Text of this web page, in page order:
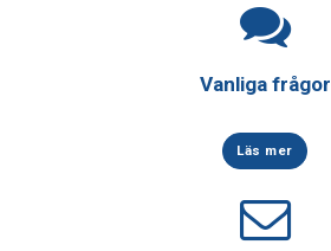
Vanliga frågor
Läs mer